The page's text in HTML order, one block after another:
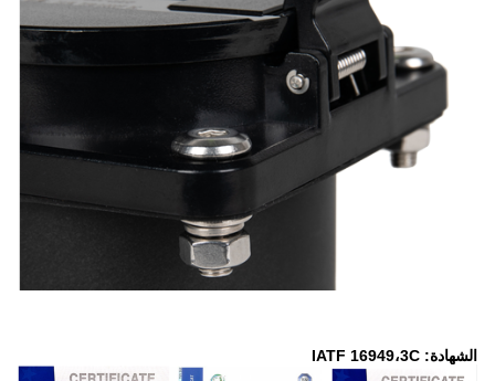
الشهادة: IATF 16949،3C